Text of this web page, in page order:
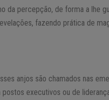
da percepção, de forma a lhe
fazendo prática de
anjos são chamados nas
executivos ou de